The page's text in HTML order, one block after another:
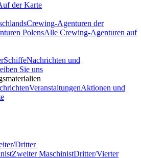
der Karte
Crewing-Agenturen der
PolensAlle Crewing-Agenturen auf
SchiffeNachrichten und
Sie uns
VeranstaltungenAktionen und
Dritter
Zweiter MaschinistDritter/Vierter